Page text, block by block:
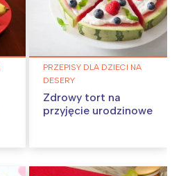
PRZEPISY DLA DZIECI NA
DESERY
Zdrowy tort na
przyjęcie urodzinowe